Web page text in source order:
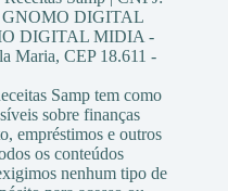
GNOMO DIGITAL
DIGITAL MIDIA -
Maria, CEP 18.611 -
Samp tem como
sobre finanças
empréstimos e outros
os conteúdos
nenhum tipo de